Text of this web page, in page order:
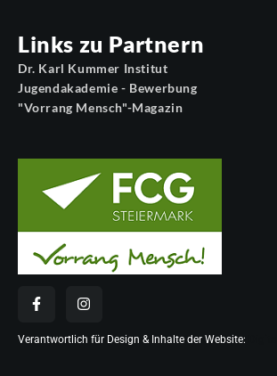
Links zu Partnern
Dr. Karl Kummer Institut
Jugendakademie - Bewerbung
"Vorrang Mensch"-Magazin
Verantwortlich für Design & Inhalte der Website: